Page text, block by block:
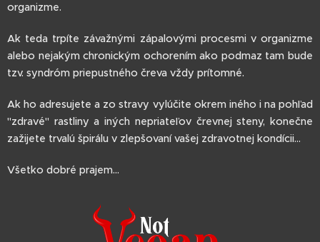
organizme.
Ak teda trpíte závažnými zápalovými procesmi v organizme
alebo nejakým chronickým ochorením ako podmaz tam bude
tzv. syndróm priepustného čreva vždy prítomné.
Ak ho adresujete a zo stravy vylúčite okrem iného i na pohľad
"zdravé" rastliny a iných nepriateľov črevnej steny, konečne
zažijete trvalú špirálu v zlepšovaní vašej zdravotnej kondícii...
Všetko dobré prajem...